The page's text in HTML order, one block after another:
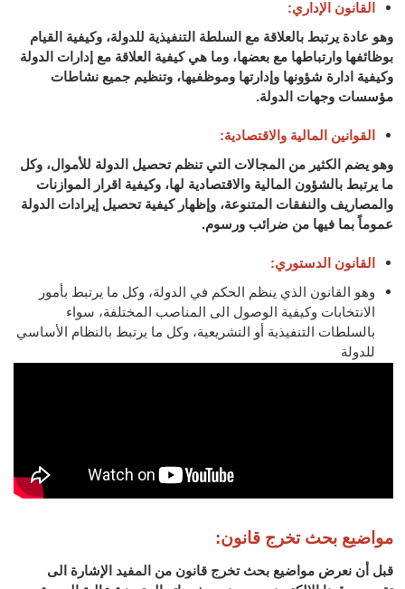
القانون الإداري:
وهو عادة يرتبط بالعلاقة مع السلطة التنفيذية للدولة، وكيفية القيام
بوظائفها وارتباطها مع بعضها، وما هي كيفية العلاقة مع إدارات الدولة
وكيفية ادارة شؤونها وإدارتها وموظفيها، وتنظيم جميع نشاطات
مؤسسات وجهات الدولة.
القوانين المالية والاقتصادية:
وهو يضم الكثير من المجالات التي تنظم تحصيل الدولة للأموال، وكل
ما يرتبط بالشؤون المالية والاقتصادية لها، وكيفية اقرار الموازنات
والمصاريف والنفقات المتنوعة، وإظهار كيفية تحصيل إيرادات الدولة
عموماً بما فيها من ضرائب ورسوم.
القانون الدستوري:
وهو القانون الذي ينظم الحكم في الدولة، وكل ما يرتبط بأمور
الانتخابات وكيفية الوصول الى المناصب المختلفة، سواء
بالسلطات التنفيذية أو التشريعية، وكل ما يرتبط بالنظام الأساسي
للدولة
مواضيع بحث تخرج قانون:
قبل أن نعرض مواضيع بحث تخرج قانون من المفيد الإشارة الى